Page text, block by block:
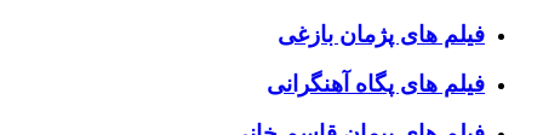
فیلم های پژمان بازغی
فیلم های پگاه آهنگرانی